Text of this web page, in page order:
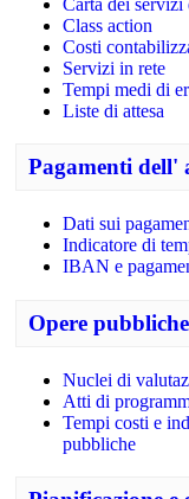
Class action
Costi
Servizi in rete
Tempi medi di
Liste di attesa
Pagamenti dell'
Dati sui
Indicatore di
IBAN e
Opere pubbliche
Nuclei di
Atti di
Tempi costi e
pubbliche